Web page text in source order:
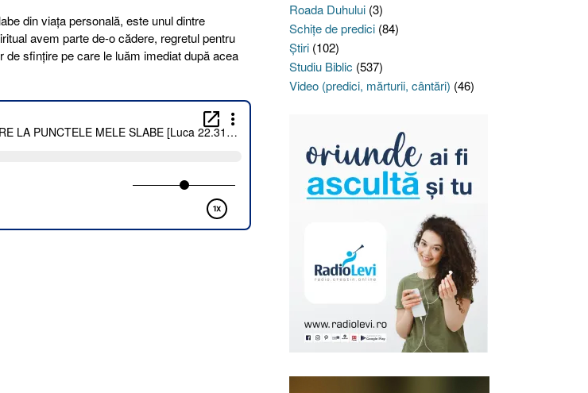
din viața personală, este unul dintre
avem parte de-o cădere, regretul pentru
sfințire pe care le luăm imediat după acea
Roada Duhului(3)
Schiţe de predici(84)
Ştiri(102)
Studiu Biblic (537)
Video (predici, mărturii, cântări) (46)